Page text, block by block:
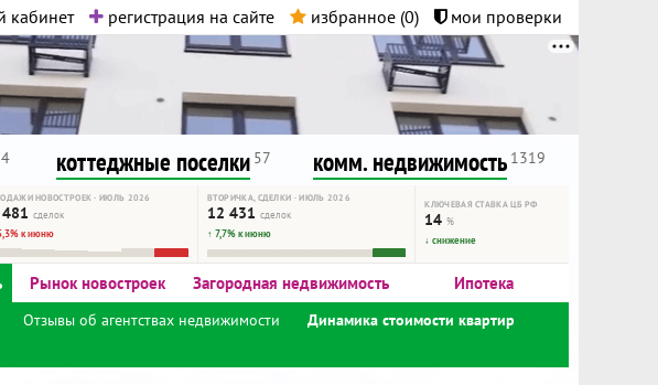
кабинет регистрация на сайте избранное (0) мои проверки
контента.
вам. Удачи!
коттеджные поселки 57 комм. недвижимость 1319
НОВОСТРОЕК · ИЮЛЬ 2026
сделок
к июню
ВТОРИЧКА, СДЕЛКИ · ИЮЛЬ 2026
12 431 сделок
↑ 7,7% к июню
КЛЮЧЕВАЯ СТАВКА ЦБ РФ
14%
↓ снижение
Рынок новостроек Загородная недвижимость Ипотека
Отзывы об агентствах недвижимости
Динамика стоимости квартир